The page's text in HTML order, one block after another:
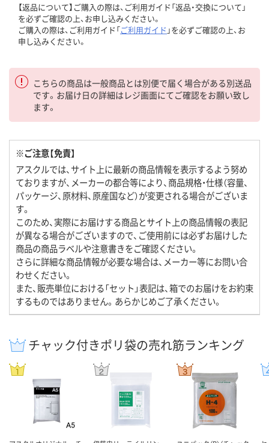
【返品について】ご購入の際は、ご利用ガイド「返品・交換について」
を必ずご確認の上、お申し込みください。
ご購入の際は、ご利用ガイド「ご利用ガイド 」を必ずご確認の上、お
申し込みください。
こちらの商品は一般商品とは別便で届く場合がある別送品
です。お届け日の詳細はレジ画面にてご確認をお願い致し
ます。
※ご注意【免責】
アスクルでは、サイト上に最新の商品情報を表示するよう努め
ておりますが、メーカーの都合等により、商品規格・仕様（容量、
パッケージ、原材料、原産国など）が変更される場合がございま
す。
このため、実際にお届けする商品とサイト上の商品情報の表記
が異なる場合がございますので、ご使用前には必ずお届けした
商品の商品ラベルや注意書きをご確認ください。
さらに詳細な商品情報が必要な場合は、メーカー等にお問い合
わせください。
また、販売単位における「セット」表記は、箱でのお届けをお約束
するものではありません。あらかじめご了承ください。
チャック付きポリ袋の売れ筋ランキング